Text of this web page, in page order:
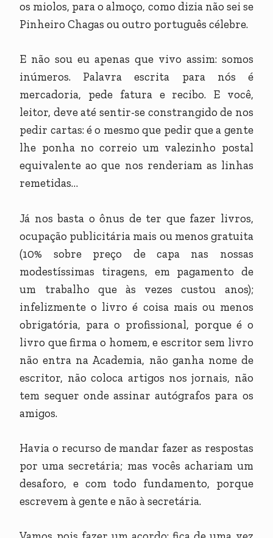
os miolos, para o almoço, como dizia não sei se
Pinheiro Chagas ou outro português célebre.
E não sou eu apenas que vivo assim: somos
inúmeros. Palavra escrita para nós é
mercadoria, pede fatura e recibo. E você,
leitor, deve até sentir-se constrangido de nos
pedir cartas: é o mesmo que pedir que a gente
lhe ponha no correio um valezinho postal
equivalente ao que nos renderiam as linhas
remetidas…
Já nos basta o ônus de ter que fazer livros,
ocupação publicitária mais ou menos gratuita
(10% sobre preço de capa nas nossas
modestíssimas tiragens, em pagamento de
um trabalho que às vezes custou anos);
infelizmente o livro é coisa mais ou menos
obrigatória, para o profissional, porque é o
livro que firma o homem, e escritor sem livro
não entra na Academia, não ganha nome de
escritor, não coloca artigos nos jornais, não
tem sequer onde assinar autógrafos para os
amigos.
Havia o recurso de mandar fazer as respostas
por uma secretária; mas vocês achariam um
desaforo, e com todo fundamento, porque
escrevem à gente e não à secretária.